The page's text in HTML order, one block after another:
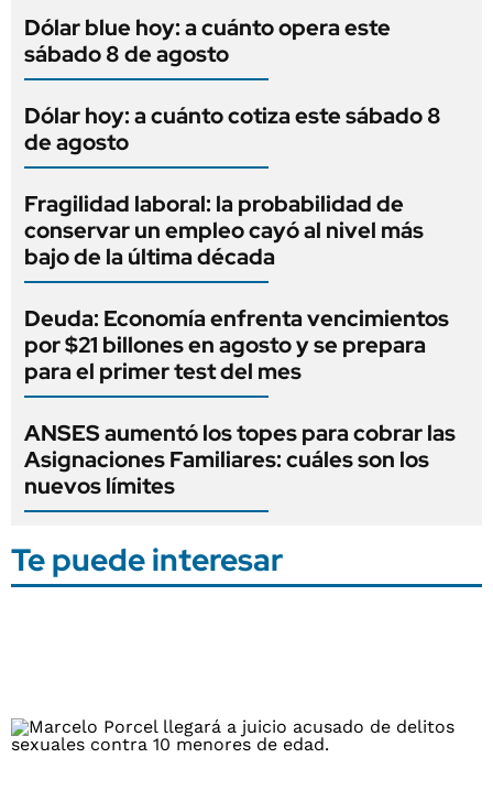
Dólar blue hoy: a cuánto opera este
sábado 8 de agosto
Dólar hoy: a cuánto cotiza este sábado 8
de agosto
Fragilidad laboral: la probabilidad de
conservar un empleo cayó al nivel más
bajo de la última década
Deuda: Economía enfrenta vencimientos
por $21 billones en agosto y se prepara
para el primer test del mes
ANSES aumentó los topes para cobrar las
Asignaciones Familiares: cuáles son los
nuevos límites
Te puede interesar